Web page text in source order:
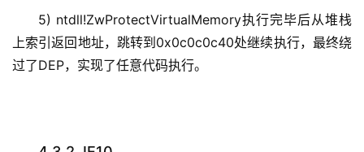
5) ntdll!ZwProtectVirtualMemory执行完毕后从堆栈
上索引返回地址，跳转到0x0c0c0c40处继续执行，最终绕
过了DEP，实现了任意代码执行。